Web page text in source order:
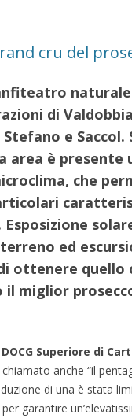
cru del
naturale
di
e Saccol.
area è presente
che
ed
ottenere quello
il miglior
Superiore di
anche “il
di una è stata
garantire